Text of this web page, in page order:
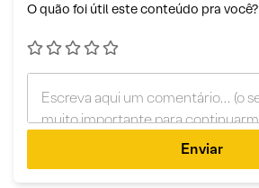
O quão foi útil este conteúdo pra você?
Enviar